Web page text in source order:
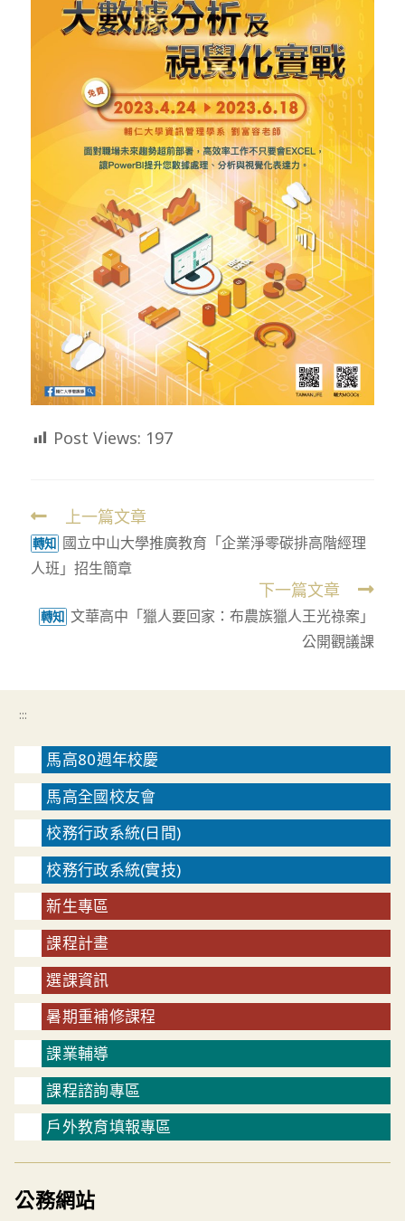
Post Views: 197
Read
more
articles
上一篇文章
轉知 國立中山大學推廣教育「企業淨零碳排高階經理
人班」招生簡章
下一篇文章
轉知 文華高中「獵人要回家：布農族獵人王光祿案」
公開觀議課
:::
馬高80週年校慶
馬高全國校友會
校務行政系統(日間)
校務行政系統(實技)
新生專區
課程計畫
選課資訊
暑期重補修課程
課業輔導
課程諮詢專區
戶外教育填報專區
公務網站